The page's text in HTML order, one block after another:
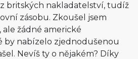
britských nakladatelství, tudíž
zásobu. Zkoušel jsem
žádné americké
by nabízelo zjednodušenou
Nevíš ty o nějakém? Díky